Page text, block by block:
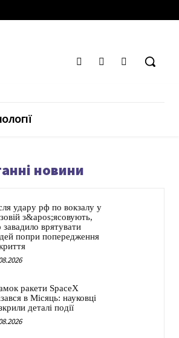
новини
удару рф по вокзалу у
з&apos;ясовують,
врятувати
попри попередження
ракети SpaceX
в Місяць: науковці
деталі події